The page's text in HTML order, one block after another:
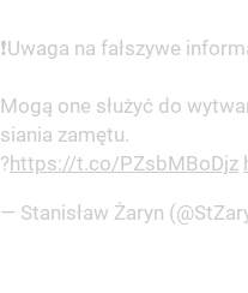
❗️Uwaga na fałszywe
Mogą one służyć do
siania zamętu.
? https://t.co/PZsbMBoDjz
— Stanisław Żaryn